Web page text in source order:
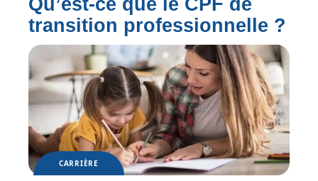
Qu’est-ce que le CPF de
transition professionnelle ?
CARRIÈRE